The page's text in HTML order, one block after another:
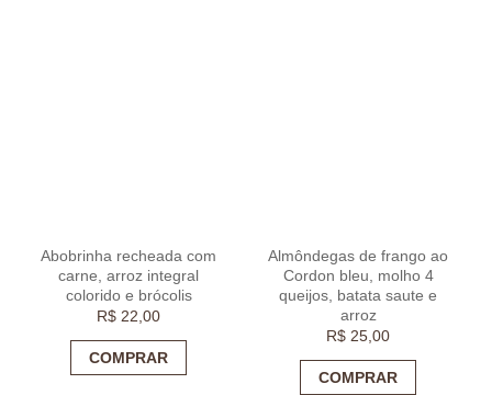
Abobrinha recheada com
carne, arroz integral
colorido e brócolis
R$ 22,00
COMPRAR
Almôndegas de frango ao
Cordon bleu, molho 4
queijos, batata saute e
arroz
R$ 25,00
COMPRAR